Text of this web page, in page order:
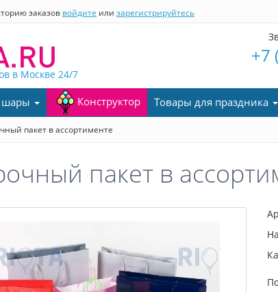
заказов войдите или зарегистрируйтесь
в Москве 24/7
+7
шары Конструктор Товары для праздника
пакет в ассортименте
пакет в